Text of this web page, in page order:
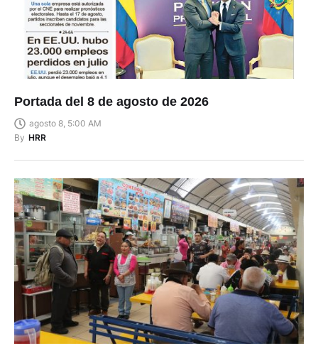
Portada del 8 de agosto de 2026
agosto 8, 5:00 AM
By HRR